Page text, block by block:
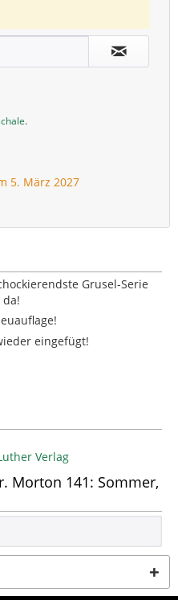
.
5. März 2027
Grusel-Serie
eingefügt!
Verlag
Morton 141: Sommer,